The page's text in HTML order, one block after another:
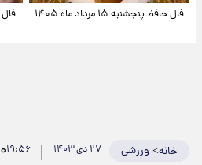
فال حافظ پنجشنبه ۱۵ مرداد ماه ۱۴۰۵
خانه> ورزشی ۲۷ دی ۱۴۰۳ ۱۹:۵۶۰